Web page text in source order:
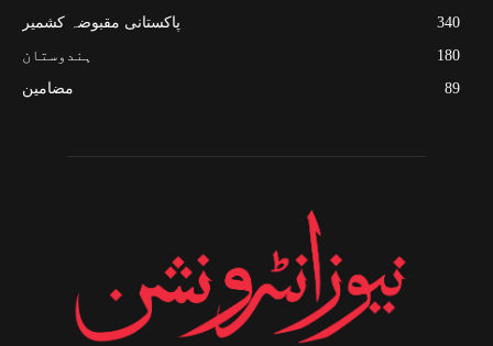
پاکستانی مقبوضہ کشمیر
340
ہندوستان
180
مضامین
89